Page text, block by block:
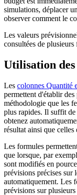
simulations, déplacer
observer comment le
Les valeurs
consultées de plusieurs
Utilisation
Les colonnes Quantité
permettent d'établir
méthodologie que les
plus rapides. Il suffit
obtenez
résultat ainsi que
Les formules
que lorsque, par
sont modifiés en
prévisions précises sur
automatiquement. Les
prévisions sur plusieurs